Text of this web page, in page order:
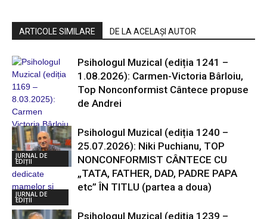
ARTICOLE SIMILARE DE LA ACELAȘI AUTOR
JURNAL DE
EDIȚII
Psihologul Muzical (ediția 1241 –
1.08.2026): Carmen-Victoria Bârloiu,
Top Nonconformist Cântece propuse
de Andrei
JURNAL DE
EDIȚII
Psihologul Muzical (ediția 1240 –
25.07.2026): Niki Puchianu, TOP
NONCONFORMIST CÂNTECE CU
„TATA, FATHER, DAD, PADRE PAPA
etc” ÎN TITLU (partea a doua)
Psihologul Muzical (ediția 1239 –